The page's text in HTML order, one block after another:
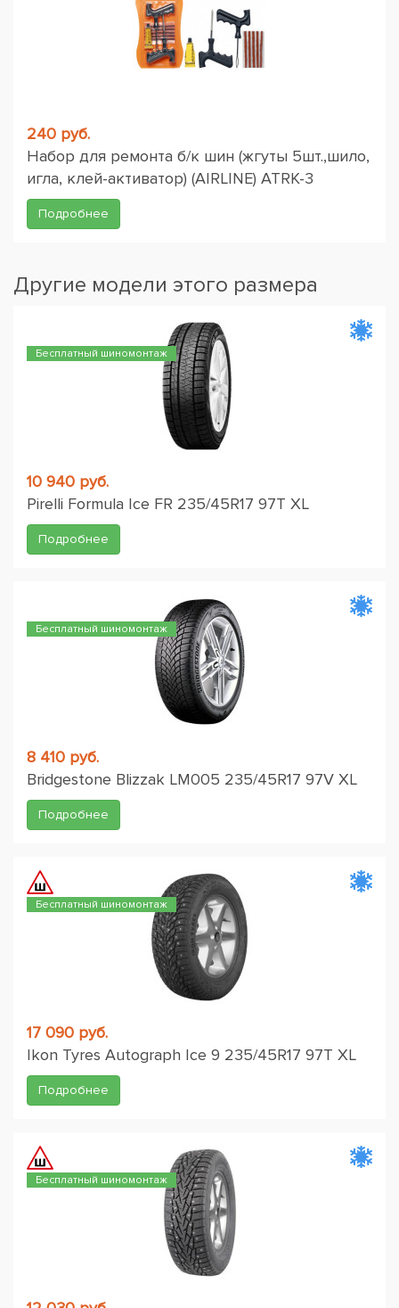
240 руб.
Набор для ремонта б/к шин (жгуты 5шт.,шило,
игла, клей-активатор) (AIRLINE) ATRK-3
Подробнее
Другие модели этого размера
Бесплатный шиномонтаж
10 940 руб.
Pirelli Formula Ice FR 235/45R17 97T XL
Подробнее
Бесплатный шиномонтаж
8 410 руб.
Bridgestone Blizzak LM005 235/45R17 97V XL
Подробнее
Бесплатный шиномонтаж
17 090 руб.
Ikon Tyres Autograph Ice 9 235/45R17 97T XL
Подробнее
Бесплатный шиномонтаж